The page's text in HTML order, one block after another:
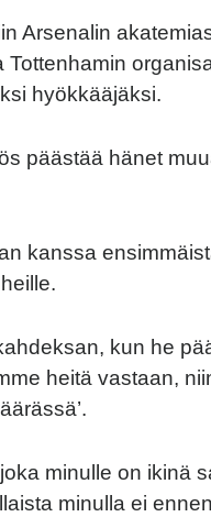
Arsenalin
hyökkääjäksi.
päästää hänet
kanssa
kun he
heitä vastaan,
minulle on ikinä
minulla ei ennen